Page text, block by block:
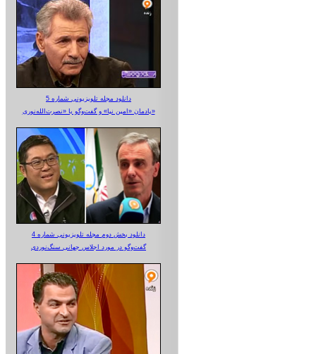
دانلود مجله تلویزیونی شماره 5
یادمان «امین نیا» و گفت‌وگو با «نصرت‌الله‌نوری»
دانلود بخش دوم مجله تلویزیونی شماره 4
گفت‌وگو در مورد اجلاس جهانی سنگ‌نوردی